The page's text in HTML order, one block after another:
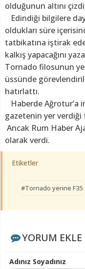
olduğunun altını
Edindiği bilgilere
oldukları süre
tatbikatına iştirak
kalkış yapacağını
Tornado filosunun
üssünde
hatırlattı.
Haberde Ağrotur’a
gazetenin yer
Ancak Rum Haber
olarak verdi.
Etiketler
#Tornado yerine F35
YORUM EKLE
Adınız Soyadınız